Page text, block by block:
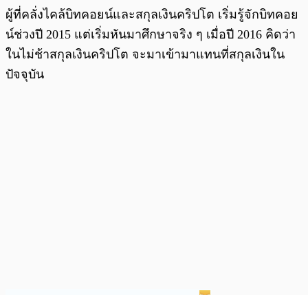
ผู้ที่คลั่งไคล้บิทคอยน์และสกุลเงินคริปโต เริ่มรู้จักบิทคอย
น์ช่วงปี 2015 แต่เริ่มหันมาศึกษาจริง ๆ เมื่อปี 2016 คิดว่า
ในไม่ช้าสกุลเงินคริปโต จะมาเข้ามาแทนที่สกุลเงินใน
ปัจจุบัน